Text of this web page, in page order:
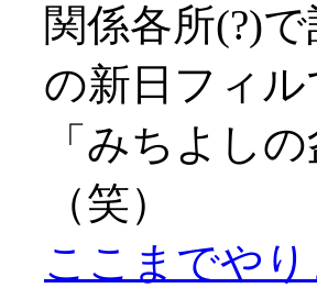
関係各所(?)
の新日フィ
「みちよし
（笑）
ここまでや